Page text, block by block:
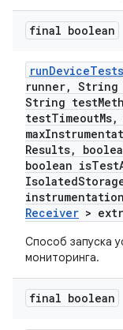
final boolean
runDeviceTests
runner, String
String test
testTimeoutMs,
max
Results,
boolean isTest
Isolated
instrumentation
Receiver >
Способ запуска
мониторинга.
final boolean